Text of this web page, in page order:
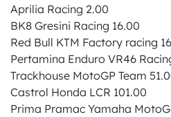
Aprilia Racing 2.00
BK8 Gresini Racing 16.00
Red Bull KTM Factory racing
Pertamina Enduro VR46
Trackhouse MotoGP Team
Castrol Honda LCR 101.00
Prima Pramac Yamaha